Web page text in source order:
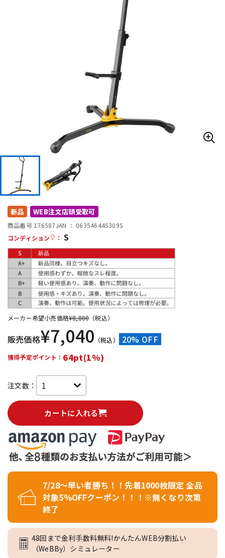
DJ機器
DTM オンライン納品
配信/ライブ機器
中古 ヴィンテージ
新品 WEB注文店頭受取可
商品番号 176587JAN ： 0635464453095
コンディション
： S
メーカー希望小売価格¥8,800 （税込）
販売価格¥7,040 （税込） 20% OFF
獲得予定ポイント： 64pt(1%)
注文数：
カートに入れる
7/28～早い者勝ち！！先着1000枚限定 全品
対象5％OFFクーポン！！！※無くなり次第
終了
48回まで金利手数料無料!かんたんWEB分割払い
（WeBBy）シミュレーター